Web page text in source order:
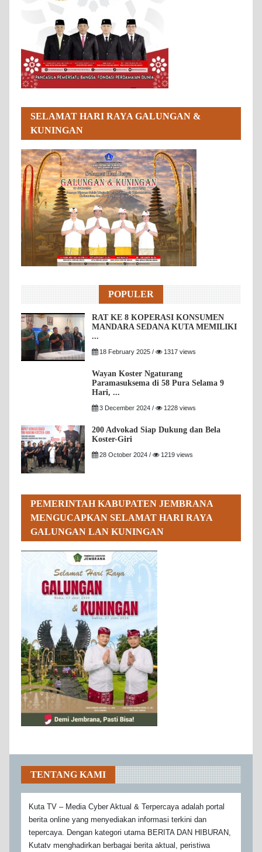
SELAMAT HARI RAYA GALUNGAN &
KUNINGAN
POPULER
RAT KE 8 KOPERASI KONSUMEN
MANDARA SEDANA KUTA MEMILIKI
...
18 February 2025 / 1317 views
Wayan Koster Ngaturang
Paramasuksema di 58 Pura Selama 9
Hari, ...
3 December 2024 / 1228 views
200 Advokad Siap Dukung dan Bela
Koster-Giri
28 October 2024 / 1219 views
PEMERINTAH KABUPATEN JEMBRANA
MENGUCAPKAN SELAMAT HARI RAYA
GALUNGAN LAN KUNINGAN
TENTANG KAMI
Kuta TV – Media Cyber Aktual & Terpercaya adalah portal
berita online yang menyediakan informasi terkini dan
tepercaya. Dengan kategori utama BERITA DAN HIBURAN,
Kutatv menghadirkan berbagai berita aktual, peristiwa